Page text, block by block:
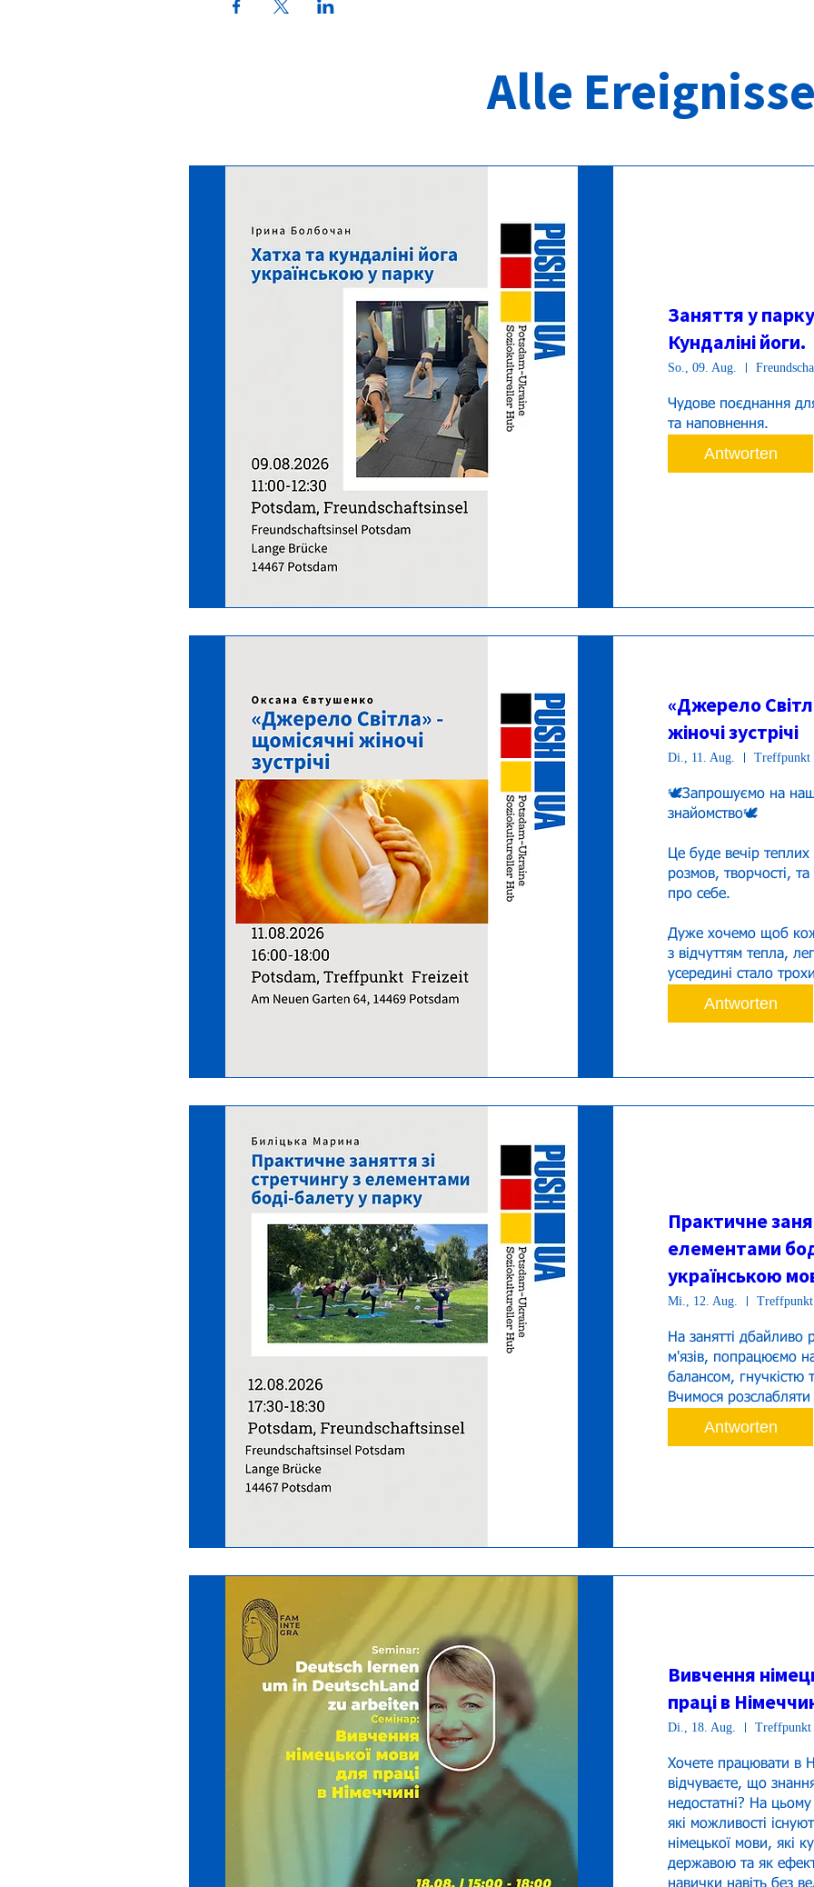
Alle
Заняття у
Кундаліні йоги.
So., 09. Aug.
Чудове поєднання
та наповнення.
Antworten
«Джерело
жіночі зустрічі
Di., 11. Aug. Treffpunkt
🕊️Запрошуємо на
знайомство🕊️
Це буде вечір
розмов, творчості, та
про себе.
Дуже хочемо щоб
з відчуттям тепла,
усередині стало
Antworten
Практичне
елементами
українською
Mi., 12. Aug.
На занятті дбайливо
м'язів, попрацюємо
балансом, гнучкістю
Antworten
Вивчення
праці в
Di., 18. Aug. Treffpunkt
Хочете працювати в
відчуваєте, що
недостатні? На
які можливості
німецької мови, які
державою та як